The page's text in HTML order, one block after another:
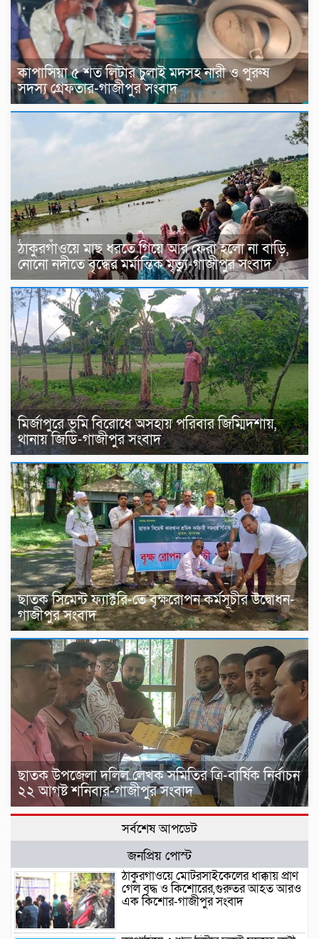
কাপাসিয়া ৫ শত লিটার চুলাই মদসহ নারী ও পুরুষ
সদস্য গ্রেফতার-গাজীপুর সংবাদ
ঠাকুরগাঁওয়ে মাছ ধরতে গিয়ে আর ফেরা হলো না বাড়ি,
নোনো নদীতে বৃদ্ধের মর্মান্তিক মৃত্যু-গাজীপুর সংবাদ
মির্জাপুরে ভূমি বিরোধে অসহায় পরিবার জিম্মিদশায়,
থানায় জিডি-গাজীপুর সংবাদ
ছাতক সিমেন্ট ফ্যাক্টরি-তে বৃক্ষরোপন কর্মসূচীর উদ্বোধন-
গাজীপুর সংবাদ
ছাতক উপজেলা দলিল লেখক সমিতির ত্রি-বার্ষিক নির্বাচন
২২ আগষ্ট শনিবার-গাজীপুর সংবাদ
সর্বশেষ আপডেট
জনপ্রিয় পোস্ট
ঠাকুরগাঁওয়ে মোটরসাইকেলের ধাক্কায় প্রাণ
গেল বৃদ্ধ ও কিশোরের,গুরুতর আহত আরও
এক কিশোর-গাজীপুর সংবাদ